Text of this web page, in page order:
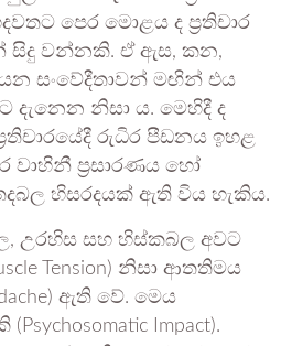
පෙර මොළය ද ප්‍රතිචාර
සිදු වන්නකි. ඒ ඇස, කන,
සංවේදීතාවන් මඟින් එය
නිසා ය. මෙහිදී ද
රුධිර පීඩනය ඉහළ
වාහිනී ප්‍රසාරණය හෝ
හිසරදයක් ඇති විය හැකිය.
උරහිස සහ හිස්කබල අවට
Tension) නිසා ආතතිමය
ඇති වේ. මෙය
Impact).